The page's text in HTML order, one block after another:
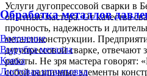
Обработка металлов
Волочение
Вырубка металла
Ковка
Листовая штамповка
Услуги дугопрессовой сварки в
опытные мастера. От качества
прочность, надежность и
металлоконструкции.
дугопрессовой сварке, отвечают
работы. Не зря мастера говорят:
собой различные элементы